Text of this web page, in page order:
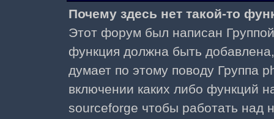
Почему здесь нет такой-то
Этот форум был написан
функция должна быть
думает по этому поводу Группа
включении каких либо функций
sourceforge чтобы работать над